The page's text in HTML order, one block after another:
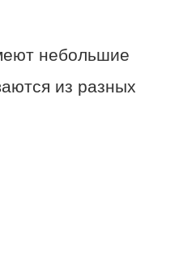
небольшие
из разных